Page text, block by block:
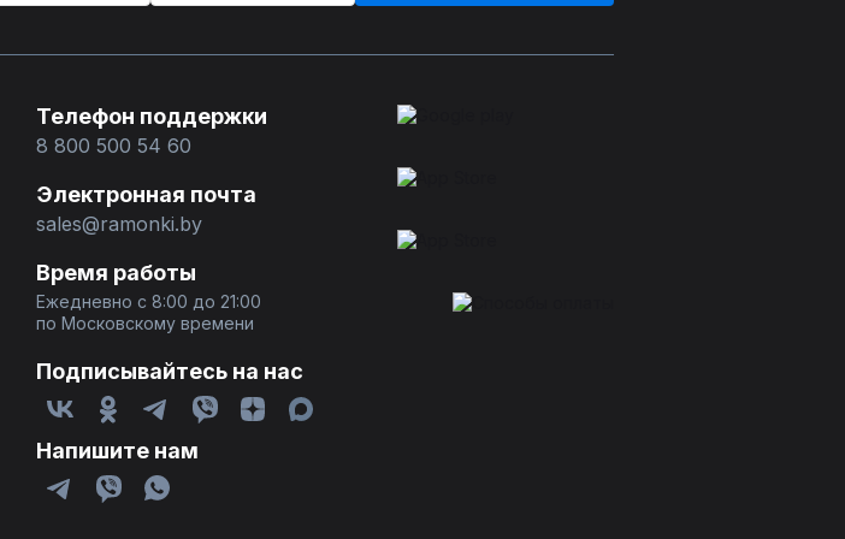
Телефон поддержки
8 800 500 54 60
Электронная почта
sales@ramonki.by
Время работы
Ежедневно с 8:00 до 21:00
по Московскому времени
Подписывайтесь на нас
Напишите нам